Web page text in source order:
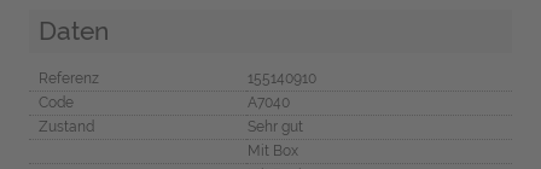
Daten
Referenz
155140910
Code
A7040
Zustand
Sehr gut
Mit Box